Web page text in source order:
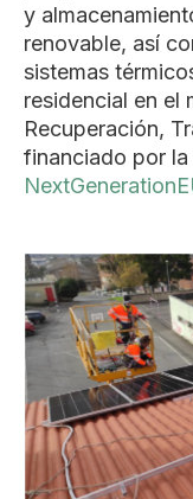
y
renovable, así
sistemas
residencial en el
Recuperación,
financiado por la